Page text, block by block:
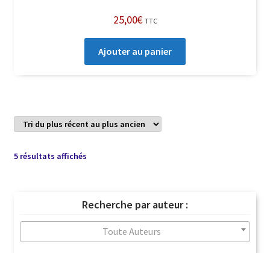
25,00€ TTC
Ajouter au panier
5 résultats affichésTrié
au
plus
ancien
Recherche par auteur :
Toute Auteurs